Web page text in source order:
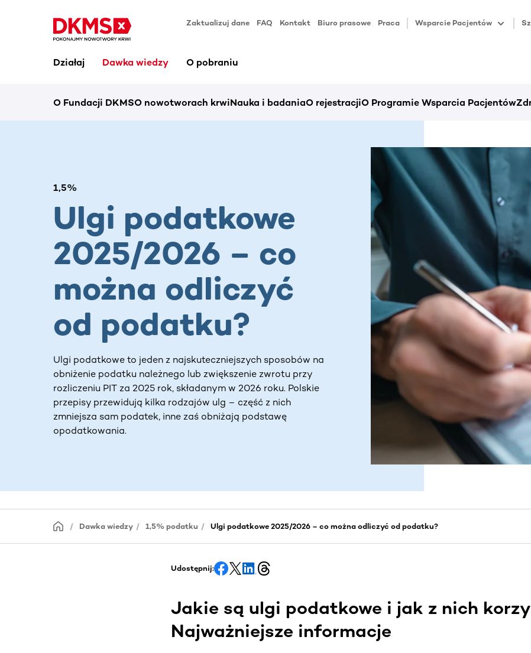
Zaktualizuj dane FAQ Kontakt Biuro prasowe Praca Wsparcie Pacjentów
Działaj Dawka wiedzy O pobraniu
O Fundacji DKMSO nowotworach krwiNauka i badaniaO rejestracjiO Programie Wsparcia Pacjentów
1,5%
Ulgi podatkowe
2025/2026 – co
można odliczyć
od podatku?
Ulgi podatkowe to jeden z najskuteczniejszych sposobów na
obniżenie podatku należnego lub zwiększenie zwrotu przy
rozliczeniu PIT za 2025 rok, składanym w 2026 roku. Polskie
przepisy przewidują kilka rodzajów ulg – część z nich
zmniejsza sam podatek, inne zaś obniżają podstawę
opodatkowania.
Dawka wiedzy 1,5% podatku Ulgi podatkowe 2025/2026 – co można odliczyć od podatku?
Udostępnij:
Jakie są ulgi podatkowe i jak z nich
Najważniejsze informacje